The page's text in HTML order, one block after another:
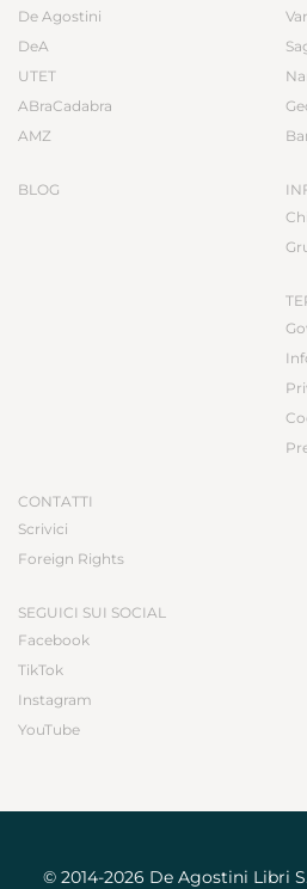
De Agostini
DeA
UTET
ABraCadabra
AMZ
BLOG
CONTATTI
Scrivici
Foreign Rights
SEGUICI SUI SOCIAL
Facebook
TikTok
Instagram
YouTube
© 2014-2026 De Agostini Libri